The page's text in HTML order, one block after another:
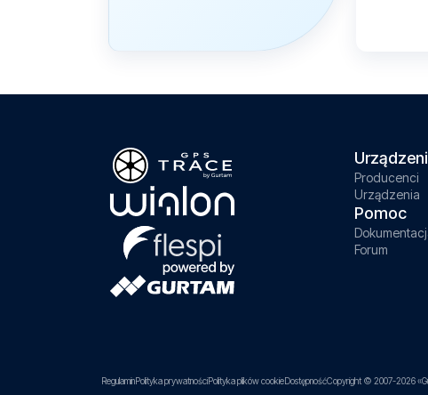
Producenci
Urządzenia
Pomoc
Forum
RegulaminPolityka prywatnościPolityka plików cookieDostępnośćCopyright © 2007-2026